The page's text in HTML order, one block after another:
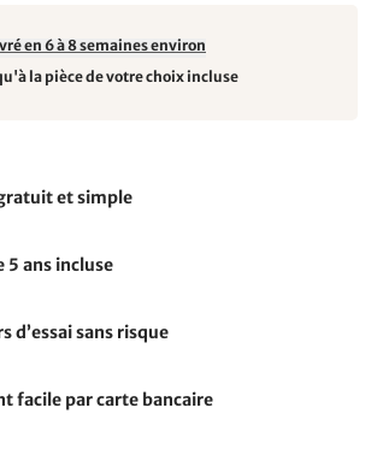
en 6 à 8 semaines environ
la pièce de votre choix incluse
et simple
5 ans incluse
d’essai sans risque
facile par carte bancaire